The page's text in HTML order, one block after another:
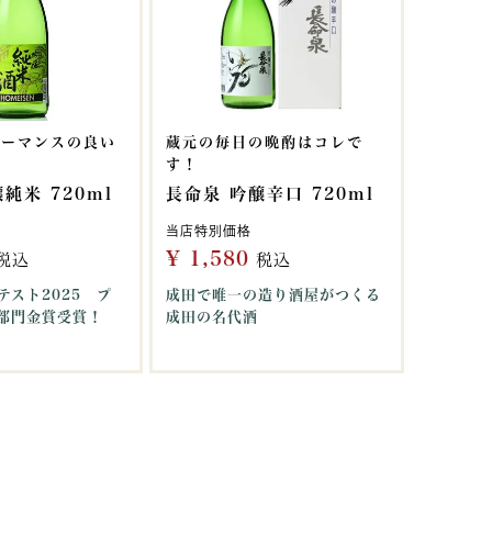
マンスの良い
純米 720ml
込
スト2025 プ
門金賞受賞！
蔵元の毎日の晩酌はコレで
す！
長命泉 吟醸辛口 720ml
当店特別価格
¥ 1,580 税込
成田で唯一の造り酒屋がつくる
成田の名代酒